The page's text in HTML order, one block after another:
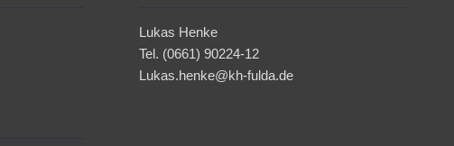
Lukas Henke
Tel. (0661) 90224-12
Lukas.henke@kh-fulda.de